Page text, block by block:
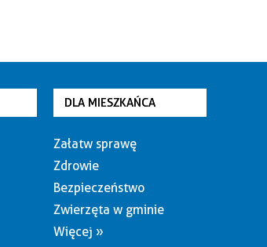
DLA MIESZKAŃCA
Załatw sprawę
Zdrowie
Bezpieczeństwo
Zwierzęta w gminie
Więcej »